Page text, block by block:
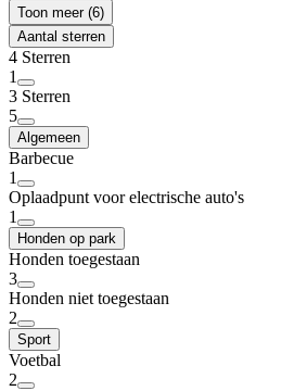
Toon meer (6)
Aantal sterren
4 Sterren
1
3 Sterren
5
Algemeen
Barbecue
1
Oplaadpunt voor electrische auto's
1
Honden op park
Honden toegestaan
3
Honden niet toegestaan
2
Sport
Voetbal
2